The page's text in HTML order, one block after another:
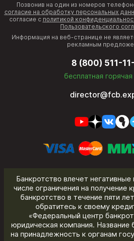
Позвонив на один из номеров
согласие на обработку персональных
согласие с политикой
Пользовательского
Информация на веб-странице не
рекламным
8 (800) 511-
бесплатная горячая
Банкротство влечет
числе ограничения на получение
банкротство в течение пяти
обратитесь к своему
«Федеральный центр
юридическая компания. Название
на принадлежность к органам